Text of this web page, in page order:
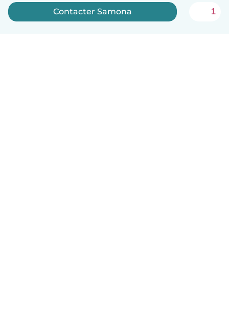
Contacter Samona 1